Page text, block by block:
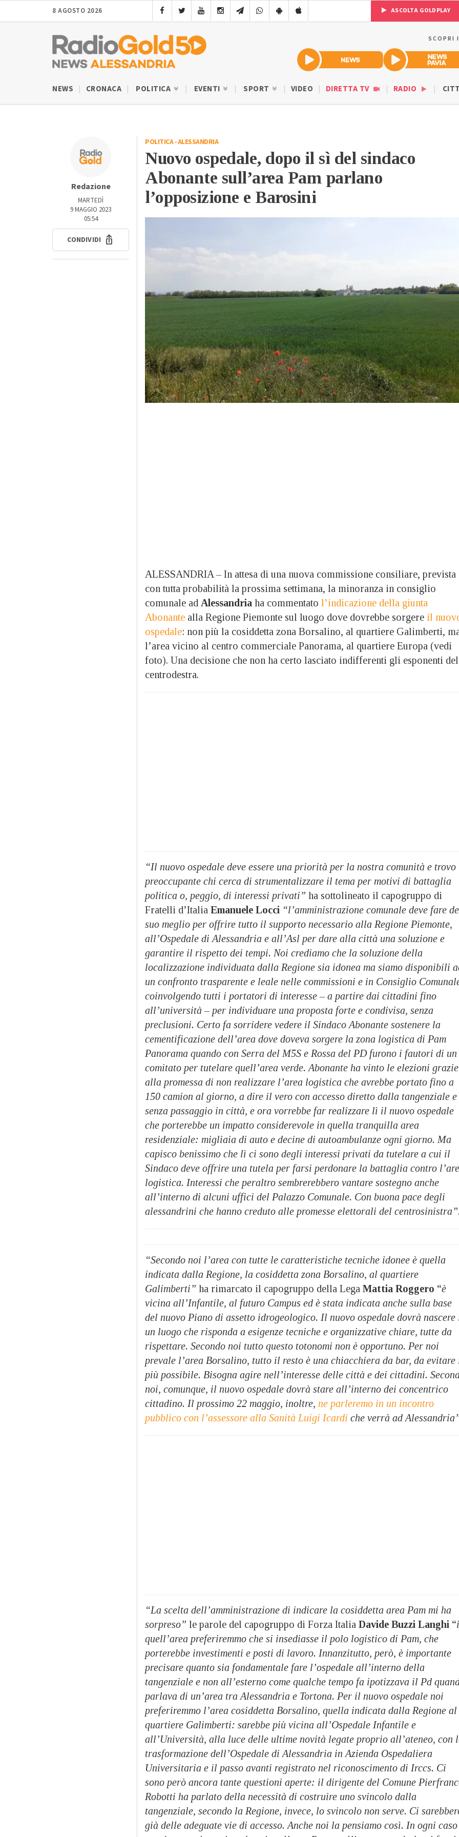
8 AGOSTO 2026 ASCOLTA GOLDPLAY
SCOPRI
NEWS CRONACA POLITICA EVENTI SPORT VIDEO DIRETTA TV RADIO
Redazione
MARTEDÌ
9 MAGGIO 2023
05:54
CONDIVIDI
POLITICA-ALESSANDRIA
Nuovo ospedale, dopo il sì del sindaco
Abonante sull’area Pam parlano
l’opposizione e Barosini
ALESSANDRIA – In attesa di una nuova commissione consiliare, prevista
con tutta probabilità la prossima settimana, la minoranza in consiglio
comunale ad Alessandria ha commentato l’indicazione della giunta
Abonante alla Regione Piemonte sul luogo dove dovrebbe sorgere il
ospedale: non più la cosiddetta zona Borsalino, al quartiere Galimberti,
l’area vicino al centro commerciale Panorama, al quartiere Europa (vedi
foto). Una decisione che non ha certo lasciato indifferenti gli esponenti del
centrodestra.
“Il nuovo ospedale deve essere una priorità per la nostra comunità e trovo
preoccupante chi cerca di strumentalizzare il tema per motivi di battaglia
politica o, peggio, di interessi privati” ha sottolineato il capogruppo di
Fratelli d’Italia Emanuele Locci “l’amministrazione comunale deve fare
suo meglio per offrire tutto il supporto necessario alla Regione Piemonte,
all’Ospedale di Alessandria e all’Asl per dare alla città una soluzione e
garantire il rispetto dei tempi. Noi crediamo che la soluzione della
localizzazione individuata dalla Regione sia idonea ma siamo disponibili
un confronto trasparente e leale nelle commissioni e in Consiglio
coinvolgendo tutti i portatori di interesse – a partire dai cittadini fino
all’università – per individuare una proposta forte e condivisa, senza
preclusioni. Certo fa sorridere vedere il Sindaco Abonante sostenere la
cementificazione dell’area dove doveva sorgere la zona logistica di Pam
Panorama quando con Serra del M5S e Rossa del PD furono i fautori di un
comitato per tutelare quell’area verde. Abonante ha vinto le elezioni grazie
alla promessa di non realizzare l’area logistica che avrebbe portato fino a
150 camion al giorno, a dire il vero con accesso diretto dalla tangenziale e
senza passaggio in città, e ora vorrebbe far realizzare lì il nuovo ospedale
che porterebbe un impatto considerevole in quella tranquilla area
residenziale: migliaia di auto e decine di autoambulanze ogni giorno. Ma
capisco benissimo che lì ci sono degli interessi privati da tutelare a cui il
Sindaco deve offrire una tutela per farsi perdonare la battaglia contro
logistica. Interessi che peraltro sembrerebbero vantare sostegno anche
all’interno di alcuni uffici del Palazzo Comunale. Con buona pace degli
alessandrini che hanno creduto alle promesse elettorali del
“Secondo noi l’area con tutte le caratteristiche tecniche idonee è quella
indicata dalla Regione, la cosiddetta zona Borsalino, al quartiere
Galimberti” ha rimarcato il capogruppo della Lega Mattia Roggero “è
vicina all’Infantile, al futuro Campus ed è stata indicata anche sulla base
del nuovo Piano di assetto idrogeologico. Il nuovo ospedale dovrà nascere
un luogo che risponda a esigenze tecniche e organizzative chiare, tutte da
rispettare. Secondo noi tutto questo totonomi non è opportuno. Per noi
prevale l’area Borsalino, tutto il resto è una chiacchiera da bar, da
più possibile. Bisogna agire nell’interesse delle città e dei cittadini.
noi, comunque, il nuovo ospedale dovrà stare all’interno dei concentrico
cittadino. Il prossimo 22 maggio, inoltre, ne parleremo in un incontro
pubblico con l’assessore alla Sanità Luigi Icardi che verrà ad
“La scelta dell’amministrazione di indicare la cosiddetta area Pam mi ha
sorpreso” le parole del capogruppo di Forza Italia Davide Buzzi Langhi “
quell’area preferiremmo che si insediasse il polo logistico di Pam, che
porterebbe investimenti e posti di lavoro. Innanzitutto, però, è importante
precisare quanto sia fondamentale fare l’ospedale all’interno della
tangenziale e non all’esterno come qualche tempo fa ipotizzava il Pd
parlava di un’area tra Alessandria e Tortona. Per il nuovo ospedale noi
preferiremmo l’area cosiddetta Borsalino, quella indicata dalla Regione al
quartiere Galimberti: sarebbe più vicina all’Ospedale Infantile e
all’Università, alla luce delle ultime novità legate proprio all’ateneo, con
trasformazione dell’Ospedale di Alessandria in Azienda Ospedaliera
Universitaria e il passo avanti registrato nel riconoscimento di Irccs. Ci
sono però ancora tante questioni aperte: il dirigente del Comune
Robotti ha parlato della necessità di costruire uno svincolo dalla
tangenziale, secondo la Regione, invece, lo svincolo non serve. Ci
già delle adeguate vie di accesso. Anche noi la pensiamo così. In ogni caso